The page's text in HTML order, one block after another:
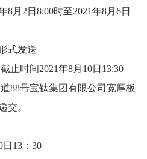
8月 2 日 8:00时至2021年8月 6日
式发送
止时间2021年8月 10日 13:30
88号宝钛集团有限公司宽厚板
交。
日 13： 30